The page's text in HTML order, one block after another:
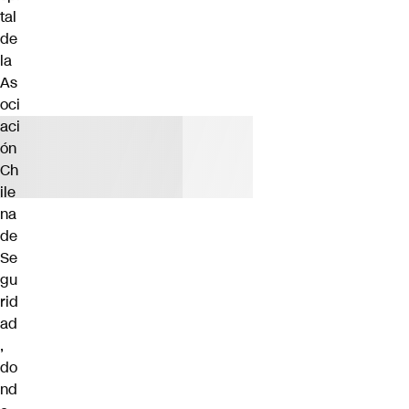
tal
de
la
As
oci
aci
ón
Ch
ile
na
de
Se
gu
rid
ad
,
do
nd